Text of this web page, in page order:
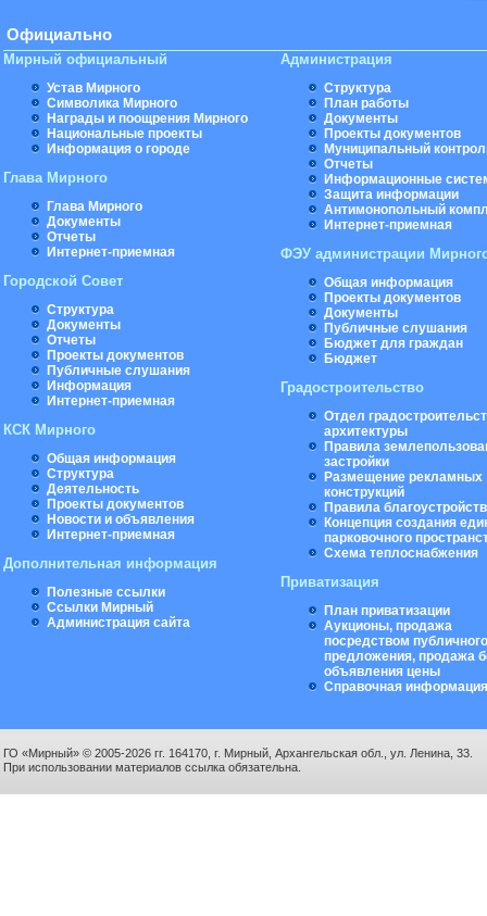
Официально
Мирный официальный
Устав Мирного
Символика Мирного
Награды и поощрения Мирного
Национальные проекты
Информация о городе
Глава Мирного
Глава Мирного
Документы
Отчеты
Интернет-приемная
Городской Совет
Структура
Документы
Отчеты
Проекты документов
Публичные слушания
Информация
Интернет-приемная
КСК Мирного
Общая информация
Структура
Деятельность
Проекты документов
Новости и объявления
Интернет-приемная
Дополнительная информация
Полезные ссылки
Ссылки Мирный
Администрация сайта
Администрация
Структура
План работы
Документы
Проекты документов
Муниципальный
Отчеты
Информационные
Защита информации
Антимонопольный
Интернет-приемная
ФЭУ администрации
Общая информация
Проекты документов
Документы
Публичные слушания
Бюджет для граждан
Бюджет
Градостроительство
Отдел
архитектуры
Правила
застройки
Размещение рекламных
конструкций
Правила
Концепция создания
парковочного
Схема теплоснабжения
Приватизация
План приватизации
Аукционы, продажа
посредством публичного
предложения, продажа
объявления цены
Справочная информация
ГО «Мирный» © 2005-2026 гг. 164170, г. Мирный, Архангельская обл., ул. Ленина, 33.
При использовании материалов ссылка обязательна.